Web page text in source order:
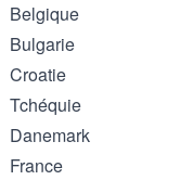
Belgique
Bulgarie
Croatie
Tchéquie
Danemark
France